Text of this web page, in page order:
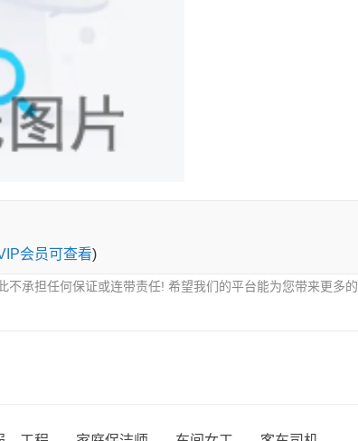
会员可查看)
承担任何保证或连带责任! 希望我们的平台能为您带来更多的